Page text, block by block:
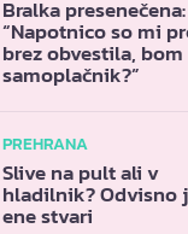
Bralka presenečena:
“Napotnico so mi
brez obvestila, bom
samoplačnik?”
PREHRANA
Slive na pult ali v
hladilnik? Odvisno
ene stvari